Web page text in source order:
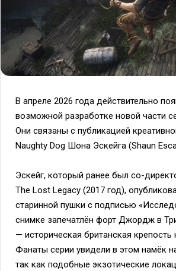
В апреле 2026 года действительно
возможной разработке новой части
Они связаны с публикацией
Naughty Dog Шона Эскейга (Shaun
Эскейг, который ранее был со-
The Lost Legacy (2017 год),
старинной пушки с подписью
снимке запечатлён форт Джордж в
— историческая британская крепость
Фанаты серии увидели в этом намёк
так как подобные экзотические